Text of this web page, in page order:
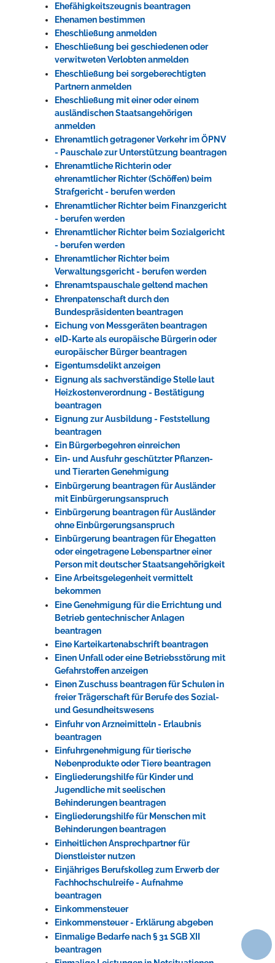
Ehefähigkeitszeugnis beantragen
Ehenamen bestimmen
Eheschließung anmelden
Eheschließung bei geschiedenen oder
verwitweten Verlobten anmelden
Eheschließung bei sorgeberechtigten
Partnern anmelden
Eheschließung mit einer oder einem
ausländischen Staatsangehörigen
anmelden
Ehrenamtlich getragener Verkehr im ÖPNV
- Pauschale zur Unterstützung beantragen
Ehrenamtliche Richterin oder
ehrenamtlicher Richter (Schöffen) beim
Strafgericht - berufen werden
Ehrenamtlicher Richter beim Finanzgericht
- berufen werden
Ehrenamtlicher Richter beim Sozialgericht
- berufen werden
Ehrenamtlicher Richter beim
Verwaltungsgericht - berufen werden
Ehrenamtspauschale geltend machen
Ehrenpatenschaft durch den
Bundespräsidenten beantragen
Eichung von Messgeräten beantragen
eID-Karte als europäische Bürgerin oder
europäischer Bürger beantragen
Eigentumsdelikt anzeigen
Eignung als sachverständige Stelle laut
Heizkostenverordnung - Bestätigung
beantragen
Eignung zur Ausbildung - Feststellung
beantragen
Ein Bürgerbegehren einreichen
Ein- und Ausfuhr geschützter Pflanzen-
und Tierarten Genehmigung
Einbürgerung beantragen für Ausländer
mit Einbürgerungsanspruch
Einbürgerung beantragen für Ausländer
ohne Einbürgerungsanspruch
Einbürgerung beantragen für Ehegatten
oder eingetragene Lebenspartner einer
Person mit deutscher Staatsangehörigkeit
Eine Arbeitsgelegenheit vermittelt
bekommen
Eine Genehmigung für die Errichtung und
Betrieb gentechnischer Anlagen
beantragen
Eine Karteikartenabschrift beantragen
Einen Unfall oder eine Betriebsstörung mit
Gefahrstoffen anzeigen
Einen Zuschuss beantragen für Schulen in
freier Trägerschaft für Berufe des Sozial-
und Gesundheitswesens
Einfuhr von Arzneimitteln - Erlaubnis
beantragen
Einfuhrgenehmigung für tierische
Nebenprodukte oder Tiere beantragen
Eingliederungshilfe für Kinder und
Jugendliche mit seelischen
Behinderungen beantragen
Eingliederungshilfe für Menschen mit
Behinderungen beantragen
Einheitlichen Ansprechpartner für
Dienstleister nutzen
Einjähriges Berufskolleg zum Erwerb der
Fachhochschulreife - Aufnahme
beantragen
Einkommensteuer
Einkommensteuer - Erklärung abgeben
Einmalige Bedarfe nach § 31 SGB XII
beantragen